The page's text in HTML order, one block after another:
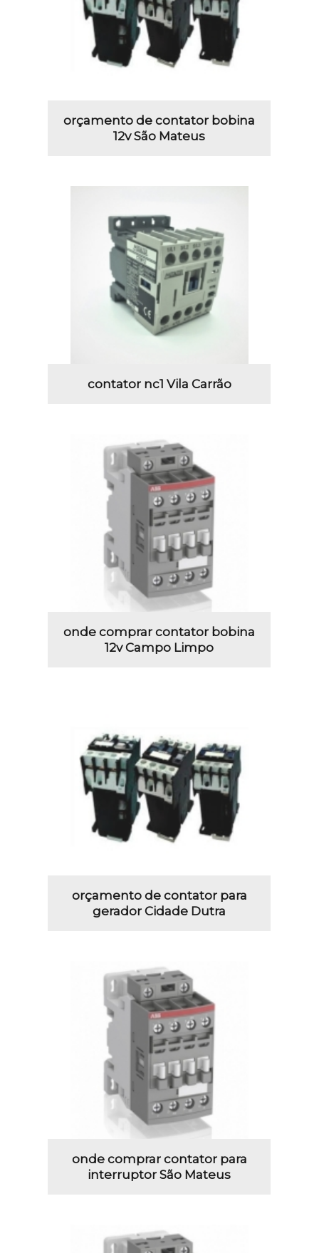
orçamento de contator bobina
12v São Mateus
contator nc1 Vila Carrão
onde comprar contator bobina
12v Campo Limpo
orçamento de contator para
gerador Cidade Dutra
onde comprar contator para
interruptor São Mateus